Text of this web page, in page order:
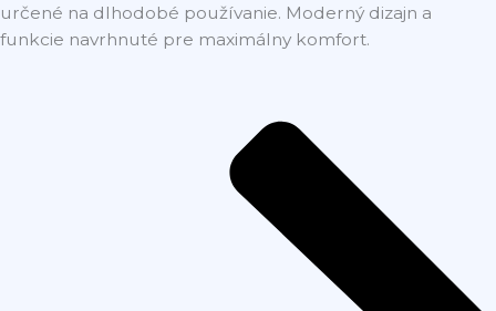
určené na dlhodobé používanie. Moderný dizajn a
funkcie navrhnuté pre maximálny komfort.